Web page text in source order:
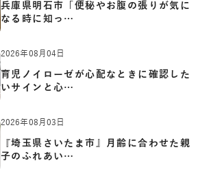
兵庫県明石市「便秘やお腹の張りが気に
なる時に知っ…
2026年08月04日
育児ノイローゼが心配なときに確認した
いサインと心…
2026年08月03日
『埼玉県さいたま市』月齢に合わせた親
子のふれあい…